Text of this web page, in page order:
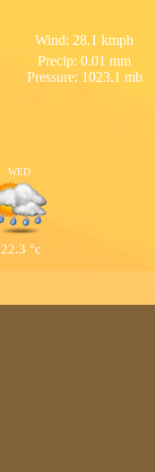
Wind: 28.1 kmph
Precip: 0.01 mm
Pressure: 1023.1 mb
WED
22.3 °c